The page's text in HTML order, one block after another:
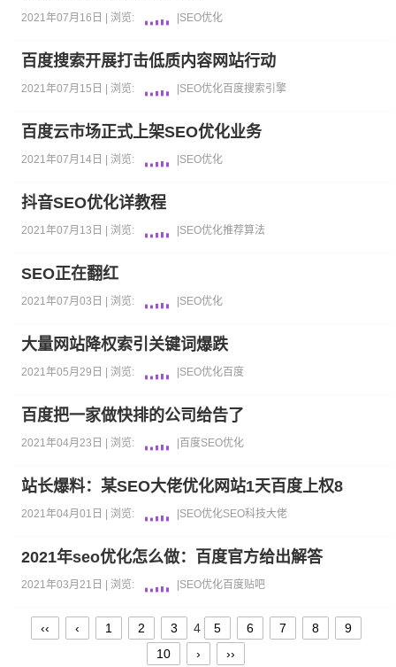
2021年07月16日 | 浏览: SEO优化
百度搜索开展打击低质内容网站行动
2021年07月15日 | 浏览: SEO优化百度搜索引擎
百度云市场正式上架SEO优化业务
2021年07月14日 | 浏览: SEO优化
抖音SEO优化详教程
2021年07月13日 | 浏览: SEO优化推荐算法
SEO正在翻红
2021年07月03日 | 浏览: SEO优化
大量网站降权索引关键词爆跌
2021年05月29日 | 浏览: SEO优化百度
百度把一家做快排的公司给告了
2021年04月23日 | 浏览: 百度SEO优化
站长爆料：某SEO大佬优化网站1天百度上权8
2021年04月01日 | 浏览: SEO优化SEO科技大佬
2021年seo优化怎么做：百度官方给出解答
2021年03月21日 | 浏览: SEO优化百度贴吧
‹‹ ‹ 1 2 3 4 5 6 7 8
9
10
› ››